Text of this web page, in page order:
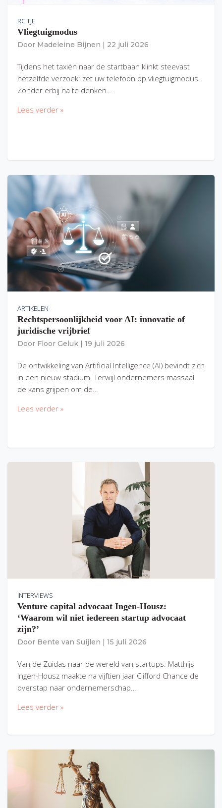
RC'TJE
Vliegtuigmodus
Door Madeleine Bijnen 22 juli 2026
Tijdens het taxiën naar de startbaan klinkt steevast
hetzelfde verzoek: zet uw telefoon op vliegtuigmodus.
Zonder erbij na te denken…
Lees verder »
ARTIKELEN
Rechtspersoonlijkheid voor AI: innovatie of
juridische vrijbrief
Door Floor Geluk 19 juli 2026
De ontwikkeling van Artificial Intelligence (AI) bevindt zich
in een nieuw stadium. Terwijl ondernemers massaal
de kans grijpen om de…
Lees verder »
INTERVIEWS
Venture capital advocaat Ingen-Housz:
‘Waarom wil niet iedereen startup advocaat
zijn?’
Door Bente van Suijlen 15 juli 2026
Van de Zuidas naar de wereld van startups: Matthijs
Ingen-Housz maakte na vijftien jaar Clifford Chance de
overstap naar ondernemerschap…
Lees verder »